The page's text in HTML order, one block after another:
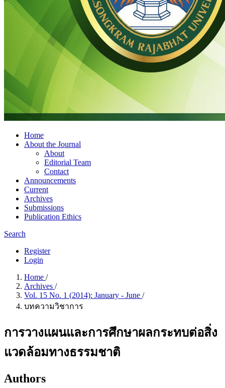
Home
About the Journal
About
Editorial Team
Contact
Announcements
Current
Archives
Submissions
Publication Ethics
Search
Register
Login
Home /
Archives /
Vol. 15 No. 1 (2014): January - June /
บทความวิชาการ
การวางแผนและการศึกษาผลกระทบต่อสิ่ง
แวดล้อมทางธรรมชาติ
Authors